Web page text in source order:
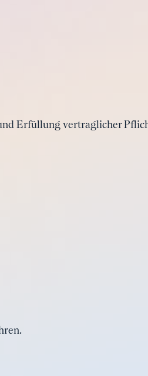
Erfüllung vertraglicher